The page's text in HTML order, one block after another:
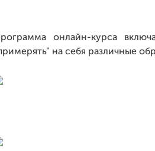
онлайн-курса
на себя различные